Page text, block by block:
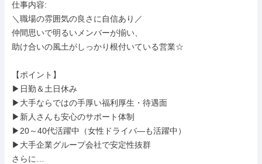
仕事内容:
＼職場の雰囲気の良さに自信あり／
仲間思いで明るいメンバーが揃い、
助け合いの風土がしっかり根付いている営業☆
【ポイント】
▶日勤＆土日休み
▶大手ならではの手厚い福利厚生・待遇面
▶新人さんも安心のサポート体制
▶20～40代活躍中（女性ドライバ―も活躍中）
▶大手企業グループ会社で安定性抜群
さらに…